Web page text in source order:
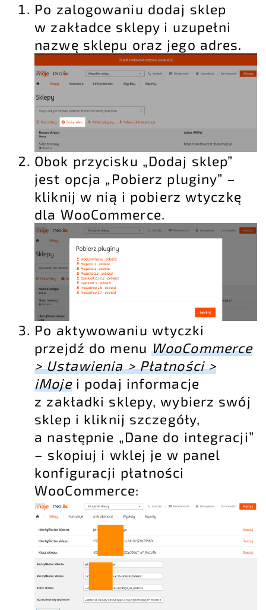
Po zalogowaniu dodaj sklep
w zakładce sklepy i uzupełni
nazwę sklepu oraz jego adres.
Obok przycisku „Dodaj sklep”
jest opcja „Pobierz pluginy” –
kliknij w nią i pobierz wtyczkę
dla WooCommerce.
Po aktywowaniu wtyczki
przejdź do menuWooCommerce
> Ustawienia > Płatności >
iMojei podaj informacje
z zakładki sklepy, wybierz swój
sklep i kliknij szczegóły,
a następnie „Dane do integracji”
– skopiuj i wklej je w panel
konfiguracji płatności
WooCommerce: